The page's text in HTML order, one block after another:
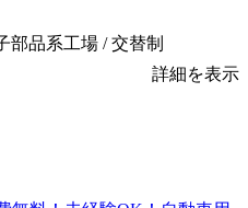
部品系工場 / 交替制
詳細を表示